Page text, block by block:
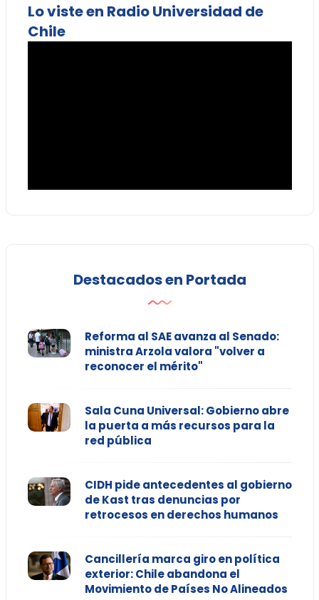
Lo viste en Radio Universidad de
Chile
Destacados en Portada
Reforma al SAE avanza al Senado:
ministra Arzola valora "volver a
reconocer el mérito"
Sala Cuna Universal: Gobierno abre
la puerta a más recursos para la
red pública
CIDH pide antecedentes al gobierno
de Kast tras denuncias por
retrocesos en derechos humanos
Cancillería marca giro en política
exterior: Chile abandona el
Movimiento de Países No Alineados